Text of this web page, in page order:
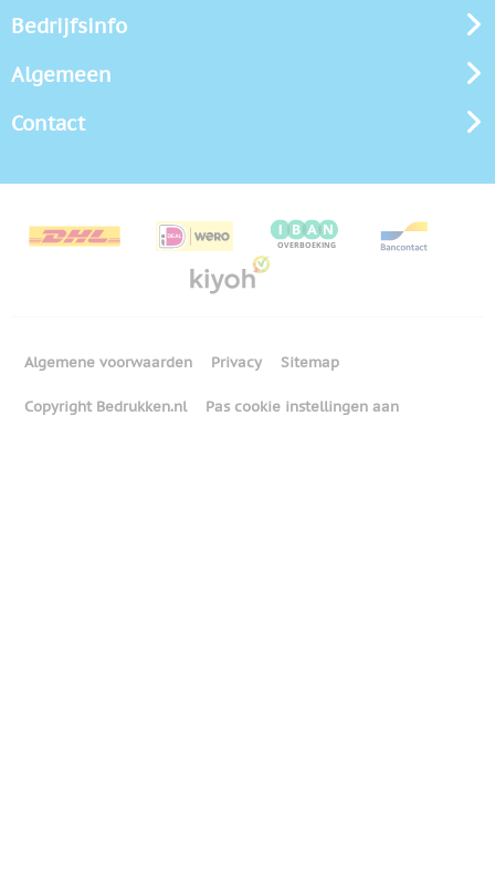
Bedrijfsinfo
Algemeen
Contact
Algemene voorwaarden Privacy Sitemap
Copyright Bedrukken.nl Pas cookie instellingen aan